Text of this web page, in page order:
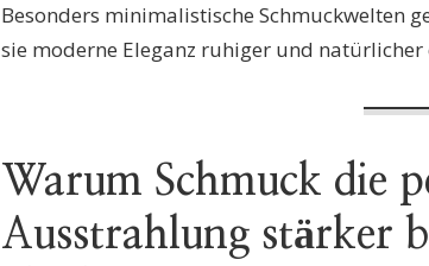
Besonders minimalistische Schmuckwelten
sie moderne Eleganz ruhiger und natürlicher
Warum Schmuck die
Ausstrahlung stärker